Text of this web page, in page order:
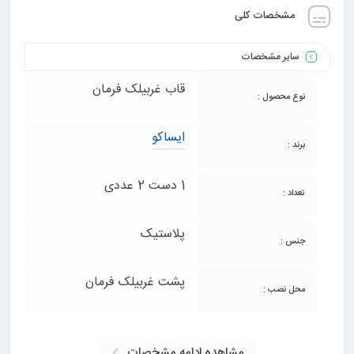
مشخصات کلی
سایر مشخصات
نوع محصول : قاب غربیلک فرمان
برند : ایساکو
تعداد : 1 دست 2 عددی
جنس : پلاستیک
محل نصب : پشت غربیلک فرمان